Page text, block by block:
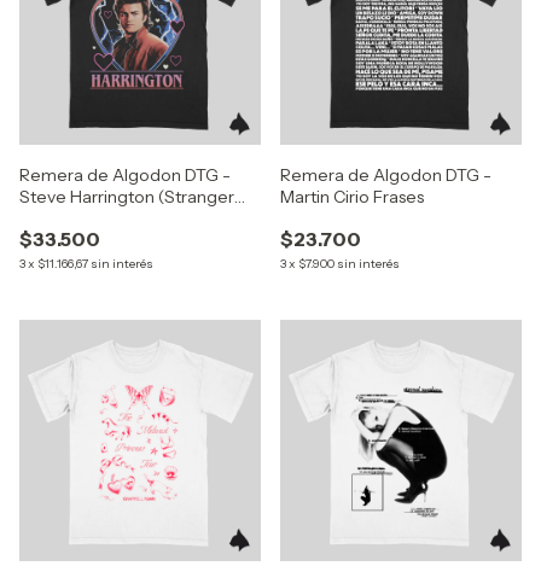
Remera de Algodon DTG -
Steve Harrington (Stranger
$33.500
3x $11.166,67 sin interés
Remera de Algodon DTG -
Martin Cirio Frases
$23.700
3x $7.900 sin interés